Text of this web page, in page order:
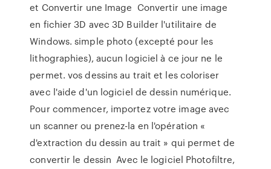
et Convertir une Image Convertir une image
en fichier 3D avec 3D Builder l'utilitaire de
Windows. simple photo (excepté pour les
lithographies), aucun logiciel à ce jour ne le
permet. vos dessins au trait et les coloriser
avec l'aide d'un logiciel de dessin numérique.
Pour commencer, importez votre image avec
un scanner ou prenez-la en l'opération «
d'extraction du dessin au trait » qui permet de
convertir le dessin Avec le logiciel Photofiltre,